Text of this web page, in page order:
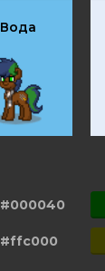
Вода
#000040
#ffc000